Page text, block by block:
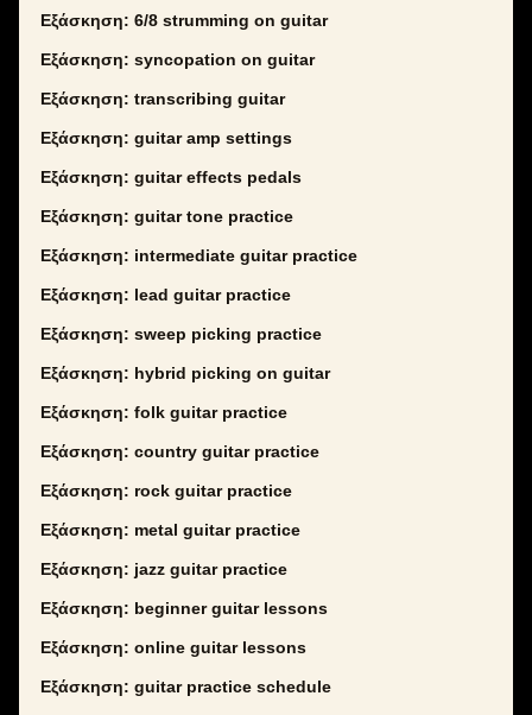
Εξάσκηση: 6/8 strumming on guitar
Εξάσκηση: syncopation on guitar
Εξάσκηση: transcribing guitar
Εξάσκηση: guitar amp settings
Εξάσκηση: guitar effects pedals
Εξάσκηση: guitar tone practice
Εξάσκηση: intermediate guitar practice
Εξάσκηση: lead guitar practice
Εξάσκηση: sweep picking practice
Εξάσκηση: hybrid picking on guitar
Εξάσκηση: folk guitar practice
Εξάσκηση: country guitar practice
Εξάσκηση: rock guitar practice
Εξάσκηση: metal guitar practice
Εξάσκηση: jazz guitar practice
Εξάσκηση: beginner guitar lessons
Εξάσκηση: online guitar lessons
Εξάσκηση: guitar practice schedule